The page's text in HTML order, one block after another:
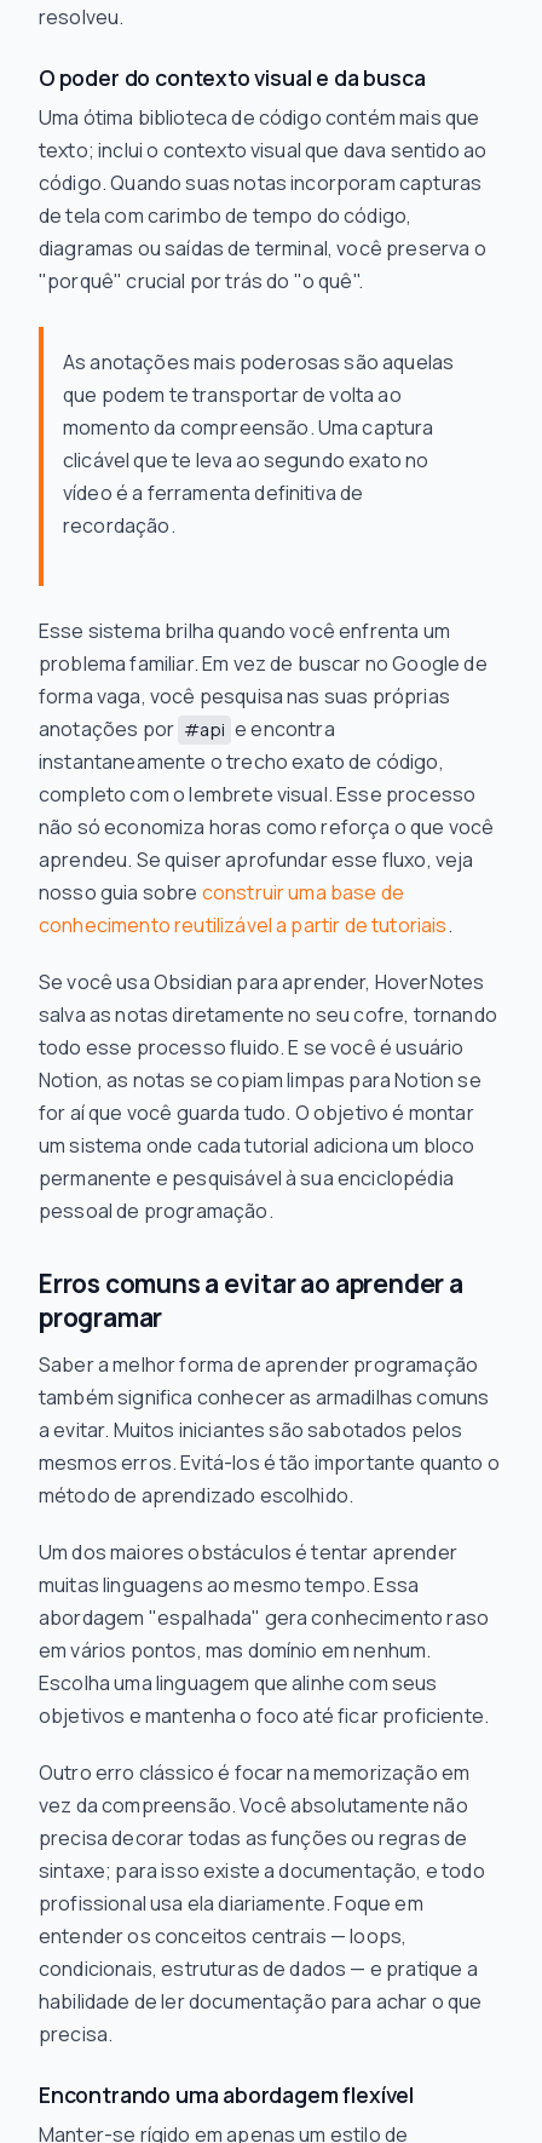
resolveu.
O poder do contexto visual e da busca
Uma ótima biblioteca de código contém mais que
texto; inclui o contexto visual que dava sentido ao
código. Quando suas notas incorporam capturas
de tela com carimbo de tempo do código,
diagramas ou saídas de terminal, você preserva o
"porquê" crucial por trás do "o quê".
As anotações mais poderosas são aquelas
que podem te transportar de volta ao
momento da compreensão. Uma captura
clicável que te leva ao segundo exato no
vídeo é a ferramenta definitiva de
recordação.
Esse sistema brilha quando você enfrenta um
problema familiar. Em vez de buscar no Google de
forma vaga, você pesquisa nas suas próprias
anotações por #api e encontra
instantaneamente o trecho exato de código,
completo com o lembrete visual. Esse processo
não só economiza horas como reforça o que você
aprendeu. Se quiser aprofundar esse fluxo, veja
nosso guia sobre construir uma base de
conhecimento reutilizável a partir de tutoriais.
Se você usa Obsidian para aprender, HoverNotes
salva as notas diretamente no seu cofre, tornando
todo esse processo fluido. E se você é usuário
Notion, as notas se copiam limpas para Notion se
for aí que você guarda tudo. O objetivo é montar
um sistema onde cada tutorial adiciona um bloco
permanente e pesquisável à sua enciclopédia
pessoal de programação.
Erros comuns a evitar ao aprender a
programar
Saber a melhor forma de aprender programação
também significa conhecer as armadilhas comuns
a evitar. Muitos iniciantes são sabotados pelos
mesmos erros. Evitá-los é tão importante quanto o
método de aprendizado escolhido.
Um dos maiores obstáculos é tentar aprender
muitas linguagens ao mesmo tempo. Essa
abordagem "espalhada" gera conhecimento raso
em vários pontos, mas domínio em nenhum.
Escolha uma linguagem que alinhe com seus
objetivos e mantenha o foco até ficar proficiente.
Outro erro clássico é focar na memorização em
vez da compreensão. Você absolutamente não
precisa decorar todas as funções ou regras de
sintaxe; para isso existe a documentação, e todo
profissional usa ela diariamente. Foque em
entender os conceitos centrais — loops,
condicionais, estruturas de dados — e pratique a
habilidade delerdocumentação para achar o que
precisa.
Encontrando uma abordagem flexível
Manter-se rígido em apenas um estilo de